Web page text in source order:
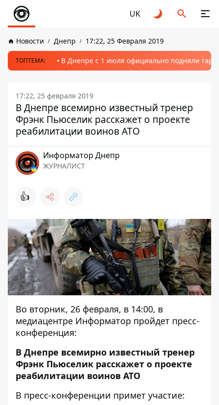
UK
Новости Днепр 17:22, 25 Февраля 2019
ТОПТЕМА: В Днепре с 1 июля официально подняли
17:22, 25 февраля 2019
В Днепре всемирно известный тренер
Фрэнк Пьюселик расскажет о проекте
реабилитации воинов АТО
Информатор Днепр
ЖУРНАЛИСТ
👍
Во вторник, 26 февраля, в 14:00, в
медиацентре Информатор пройдет пресс-
конференция:
В Днепре всемирно известный тренер
Фрэнк Пьюселик расскажет о проекте
реабилитации воинов АТО
В пресс-конференции примет участие: